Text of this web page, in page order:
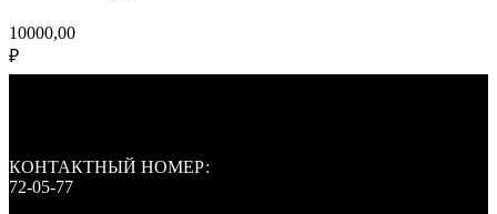
10000,00
₽
КОНТАКТНЫЙ НОМЕР:
72-05-77